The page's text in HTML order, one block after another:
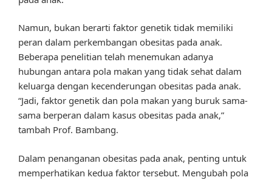
Namun, bukan berarti faktor genetik tidak memiliki
peran dalam perkembangan obesitas pada anak.
Beberapa penelitian telah menemukan adanya
hubungan antara pola makan yang tidak sehat dalam
keluarga dengan kecenderungan obesitas pada anak.
“Jadi, faktor genetik dan pola makan yang buruk sama-
sama berperan dalam kasus obesitas pada anak,”
tambah Prof. Bambang.
Dalam penanganan obesitas pada anak, penting untuk
memperhatikan kedua faktor tersebut. Mengubah pola